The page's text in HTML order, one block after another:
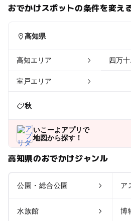
おでかけスポットの条件を変え
高知県
高知エリア 四万
室戸エリア
秋
いこーよアプリで
地図から探す！
高知県のおでかけジャンル
公園・総合公園 ア
水族館 博